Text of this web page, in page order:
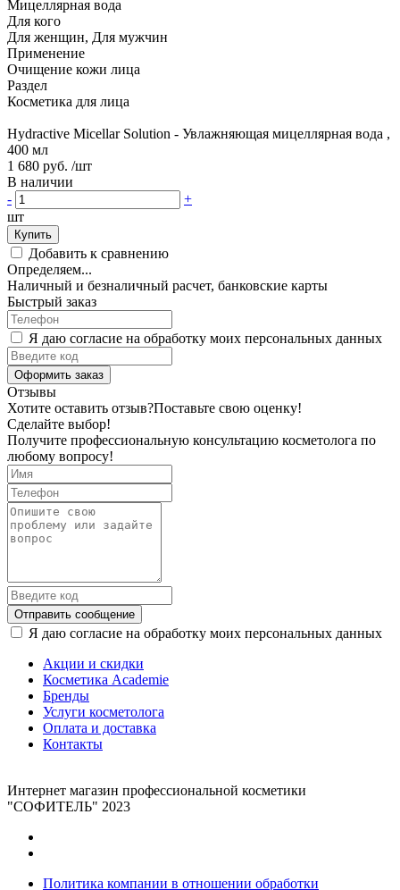
Мицеллярная вода
Для кого
Для женщин, Для мужчин
Применение
Очищение кожи лица
Раздел
Косметика для лица
Hydractive Micellar Solution - Увлажняющая мицеллярная вода ,
400 мл
1 680 руб. /шт
В наличии
-
+
шт
Купить
Добавить к сравнению
Определяем...
Наличный и безналичный расчет, банковские карты
Быстрый заказ
Я даю согласие на обработку моих персональных данных
Оформить заказ
Отзывы
Хотите оставить отзыв?Поставьте свою оценку!
Сделайте выбор!
Получите профессиональную консультацию косметолога по
любому вопросу!
Отправить сообщение
Я даю согласие на обработку моих персональных данных
Акции и скидки
Косметика Academie
Бренды
Услуги косметолога
Оплата и доставка
Контакты
Интернет магазин профессиональной косметики
"СОФИТЕЛЬ" 2023
Политика компании в отношении обработки